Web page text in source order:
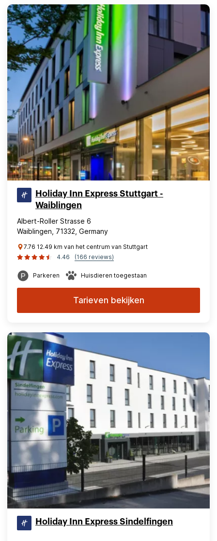
Holiday Inn Express Stuttgart -
Waiblingen
Albert-Roller Strasse 6
Waiblingen, 71332, Germany
7.76 12.49 km van het centrum van Stuttgart
4.46
(166 reviews)
Parkeren Huisdieren toegestaan
Tarieven bekijken
Holiday Inn Express Sindelfingen